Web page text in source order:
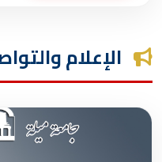
الإعلام